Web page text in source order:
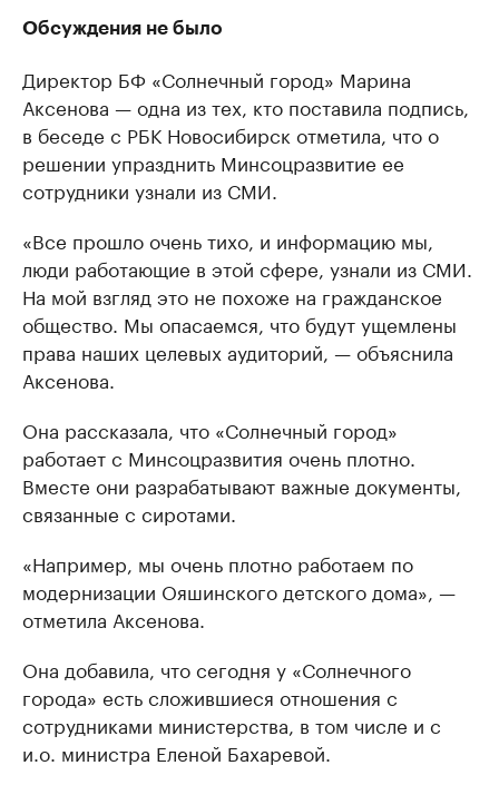
Обсуждения не было
Директор БФ «Солнечный город» Марина
Аксенова — одна из тех, кто поставила подпись,
в беседе с РБК Новосибирск отметила, что о
решении упразднить Минсоцразвитие ее
сотрудники узнали из СМИ.
«Все прошло очень тихо, и информацию мы,
люди работающие в этой сфере, узнали из СМИ.
На мой взгляд это не похоже на гражданское
общество. Мы опасаемся, что будут ущемлены
права наших целевых аудиторий, — объяснила
Аксенова.
Она рассказала, что «Солнечный город»
работает с Минсоцразвития очень плотно.
Вместе они разрабатывают важные документы,
связанные с сиротами.
«Например, мы очень плотно работаем по
модернизации Ояшинского детского дома», —
отметила Аксенова.
Она добавила, что сегодня у «Солнечного
города» есть сложившиеся отношения с
сотрудниками министерства, в том числе и с
и.о. министра Еленой Бахаревой.